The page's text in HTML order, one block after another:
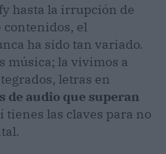
hasta la irrupción de
contenidos, el
ha sido tan variado.
música; la vivimos a
letras en
de audio que superan
tienes las claves para no